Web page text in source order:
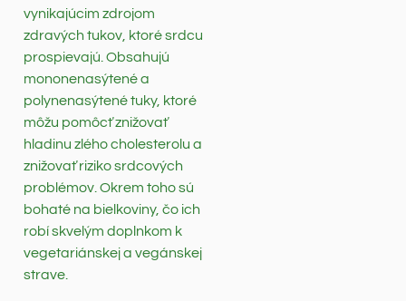
vynikajúcim zdrojom
zdravých tukov, ktoré srdcu
prospievajú. Obsahujú
mononenasýtené a
polynenasýtené tuky, ktoré
môžu pomôcť znižovať
hladinu zlého cholesterolu a
znižovať riziko srdcových
problémov. Okrem toho sú
bohaté na bielkoviny, čo ich
robí skvelým doplnkom k
vegetariánskej a vegánskej
strave.